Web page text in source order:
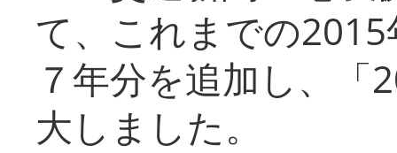
て、これまでの
７年分を追加し、「
大しまし